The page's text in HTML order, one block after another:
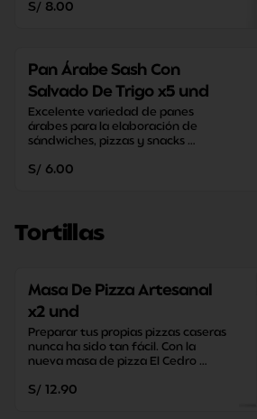
un sabor tradicional.
S/ 8.00
Pan Árabe Sash Con
Salvado De Trigo x5 und
Excelente variedad de panes
árabes para la elaboración de
sándwiches, pizzas y snacks
entre familia y amigos.
S/ 6.00
Tortillas
Masa De Pizza Artesanal
x2 und
Preparar tus propias pizzas caseras
nunca ha sido tan fácil. Con la
nueva masa de pizza El Cedro
20 minutos.
S/ 12.90